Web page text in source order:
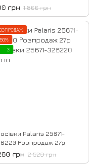
грн 1 800 грн
3
Palaris 25671-
Розпродаж 27р
грн 2 520 грн